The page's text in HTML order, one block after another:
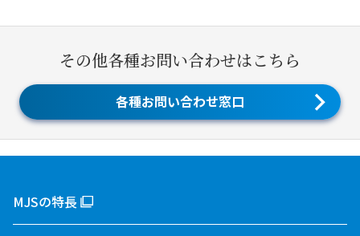
その他各種お問い合わせはこちら
各種お問い合わせ窓口
MJSの特長